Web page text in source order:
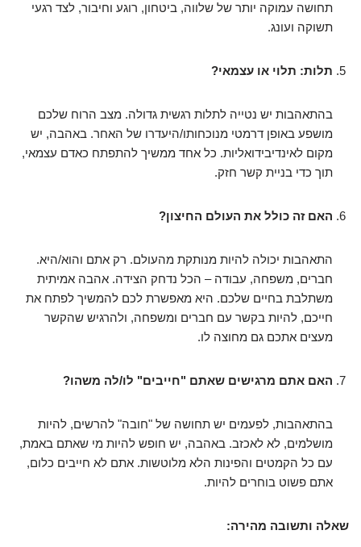
תחושה עמוקה יותר של שלווה, ביטחון, רוגע וחיבור, לצד רגעי
תשוקה ועונג.
תלות: תלוי או עצמאי?
בהתאהבות יש נטייה לתלות רגשית גדולה. מצב הרוח שלכם
מושפע באופן דרמטי מנוכחותו/היעדרו של האחר. באהבה, יש
מקום לאינדיבידואליות. כל אחד ממשיך להתפתח כאדם עצמאי,
תוך כדי בניית קשר חזק.
האם זה כולל את העולם החיצון?
התאהבות יכולה להיות מנותקת מהעולם. רק אתם והוא/היא.
חברים, משפחה, עבודה – הכל נדחק הצידה. אהבה אמיתית
משתלבת בחיים שלכם. היא מאפשרת לכם להמשיך לפתח את
חייכם, להיות בקשר עם חברים ומשפחה, ולהרגיש שהקשר
מעצים אתכם גם מחוצה לו.
האם אתם מרגישים שאתם "חייבים" לו/לה משהו?
בהתאהבות, לפעמים יש תחושה של "חובה" להרשים, להיות
מושלמים, לא לאכזב. באהבה, יש חופש להיות מי שאתם באמת,
עם כל הקמטים והפינות הלא מלוטשות. אתם לא חייבים כלום,
אתם פשוט בוחרים להיות.
שאלה ותשובה מהירה: